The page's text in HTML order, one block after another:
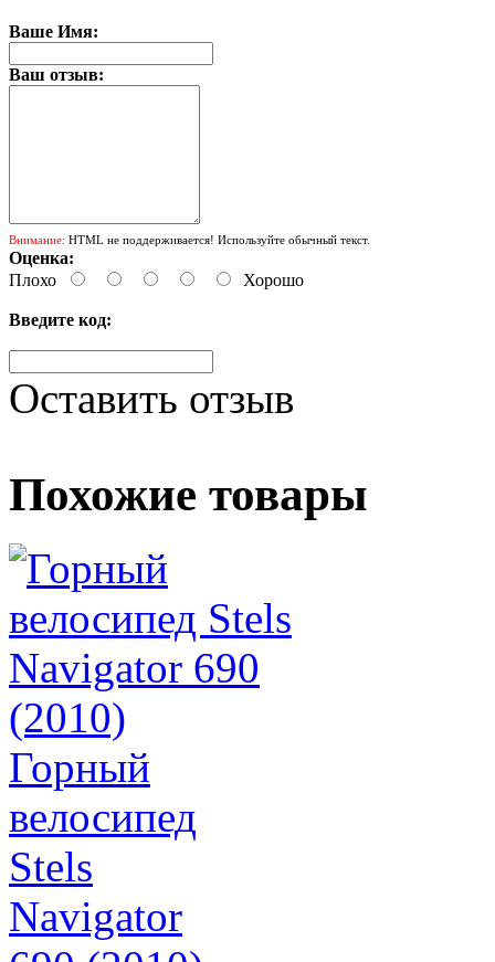
Ваше Имя:
Ваш отзыв:
Внимание: HTML не поддерживается! Используйте обычный текст.
Оценка:
Плохо
Хорошо
Введите код:
Оставить отзыв
Похожие товары
Горный
велосипед
Stels
Navigator